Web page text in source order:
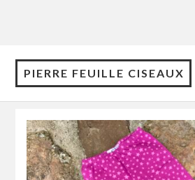
PIERRE FEUILLE CISEAUX
Category: Vêtements pour enfants